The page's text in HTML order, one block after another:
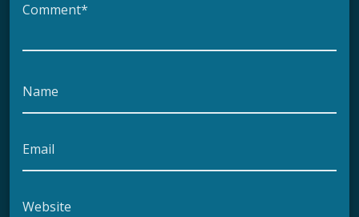
Comment*
Name
Email
Website